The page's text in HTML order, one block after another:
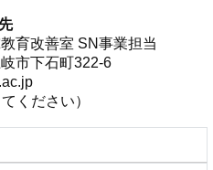
育改善室 SN事業担当
市下石町322-6
ください）